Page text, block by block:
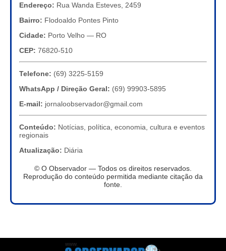
Endereço: Rua Wanda Esteves, 2459
Bairro: Flodoaldo Pontes Pinto
Cidade: Porto Velho — RO
CEP: 76820-510
Telefone: (69) 3225-5159
WhatsApp / Direção Geral: (69) 99903-5895
E-mail: jornaloobservador@gmail.com
Conteúdo: Notícias, política, economia, cultura e eventos
regionais
Atualização: Diária
© O Observador — Todos os direitos reservados.
Reprodução do conteúdo permitida mediante citação da
fonte.